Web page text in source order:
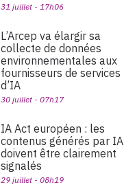
31 juillet - 17h06
L’Arcep va élargir sa
collecte de données
environnementales aux
fournisseurs de services
d’IA
30 juillet - 07h17
IA Act européen : les
contenus générés par IA
doivent être clairement
signalés
29 juillet - 08h19